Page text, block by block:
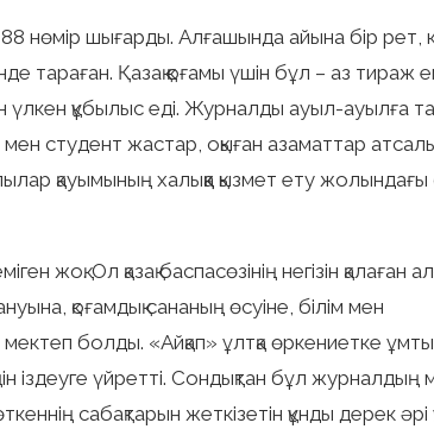
нөмір шығарды. Алғашында айына бір рет,
тараған. Қазақ қоғамы үшін бұл – аз тираж
үлкен құбылыс еді. Журналды ауыл-ауылға
студент жастар, оқыған азаматтар
қауымының халыққа қызмет ету жолындағы
жоқ. Ол қазақ баспасөзінің негізін қалаған
қоғамдық сананың өсуіне, білім мен
болды. «Айқап» ұлтқа өркениетке
іздеуге үйретті. Сондықтан бұл журналдың
сабақтарын жеткізетін құнды дерек әрі